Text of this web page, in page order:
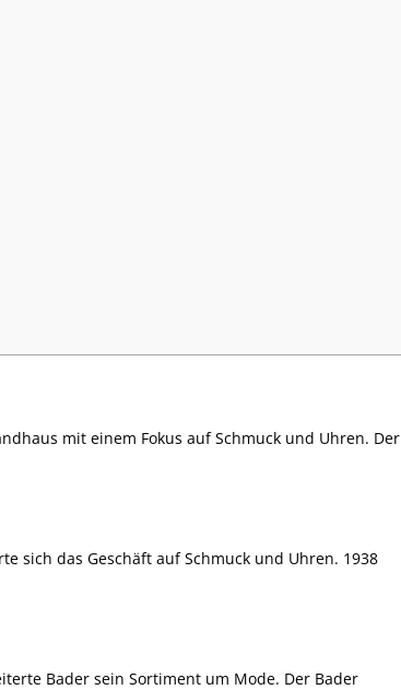
mit einem Fokus auf Schmuck und Uhren. Der
sich das Geschäft auf Schmuck und Uhren. 1938
Bader sein Sortiment um Mode. Der Bader